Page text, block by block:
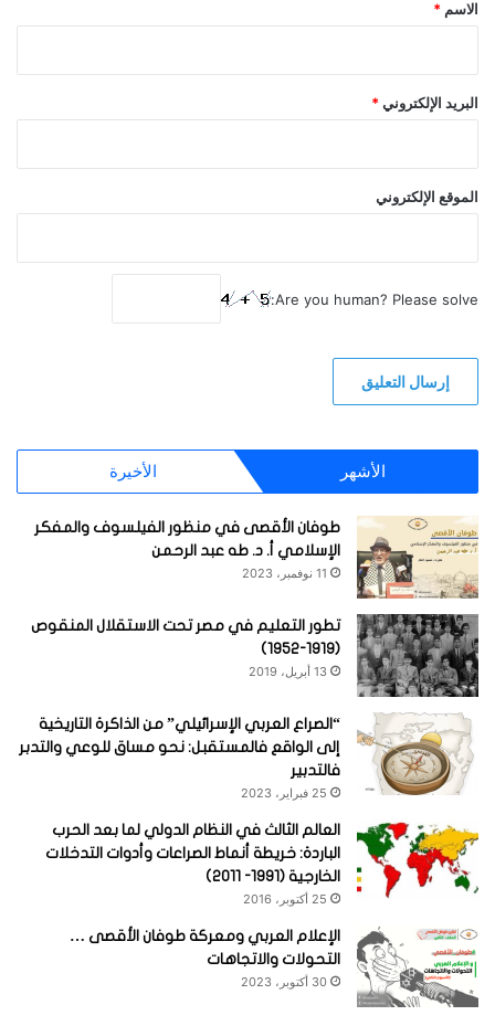
الاسم *
البريد الإلكتروني *
الموقع الإلكتروني
Are you human? Please solve:
الأشهر الأخيرة
طوفان الأقصى في منظور الفيلسوف والمفكر
الإسلامي أ. د. طه عبد الرحمن
11 نوفمبر، 2023
تطور التعليم في مصر تحت الاستقلال المنقوص
(1919-1952)
13 أبريل، 2019
“الصراع العربي الإسرائيلي” من الذاكرة التاريخية
إلى الواقع فالمستقبل: نحو مساق للوعي والتدبر
فالتدبير
25 فبراير، 2023
العالم الثالث في النظام الدولي لما بعد الحرب
الباردة: خريطة أنماط الصراعات وأدوات التدخلات
الخارجية (1991- 2011)
25 أكتوبر، 2016
الإعلام العربي ومعركة طوفان الأقصى …
التحولات والاتجاهات
30 أكتوبر، 2023